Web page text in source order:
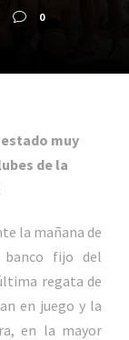
0
muy
de la
la mañana de
fijo del
regata de
en juego y la
en la mayor